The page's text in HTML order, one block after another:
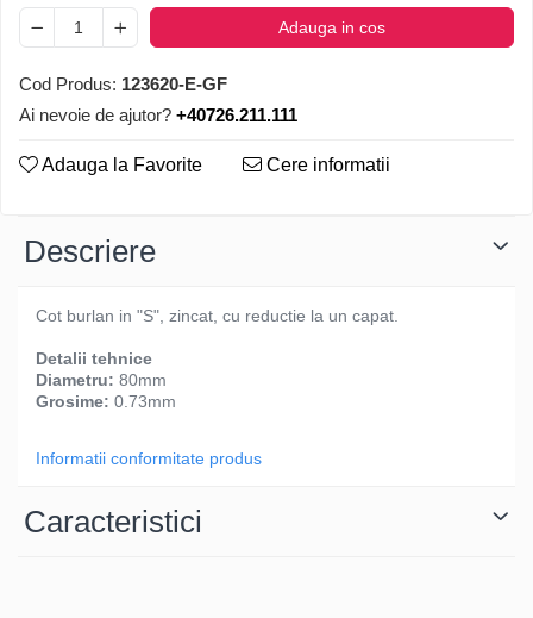
Adauga in cos
Cod Produs: 123620-E-GF
Ai nevoie de ajutor? +40726.211.111
Adauga la Favorite Cere informatii
Descriere
Cot burlan in "S", zincat, cu reductie la un capat.
Detalii tehnice
Diametru: 80mm
Grosime: 0.73mm
Informatii conformitate produs
Caracteristici